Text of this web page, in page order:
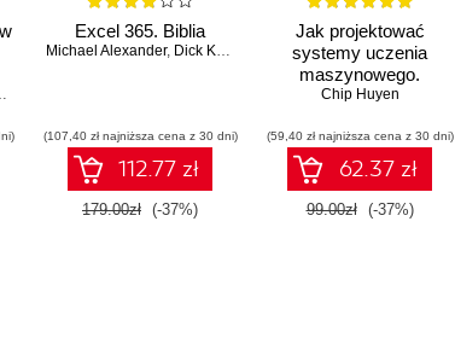
Excel 365. Biblia
Michael Alexander, Dick Kusleika
(107,40 zł najniższa cena z 30 dni)
112.77 zł
179.00zł (-37%)
Jak projektować
systemy uczenia
maszynowego.
Iteracyjne tworzenie
pracy
Chip Huyen
(59,40 zł najniższa cena z 30 dni)
62.37 zł
99.00zł (-37%)